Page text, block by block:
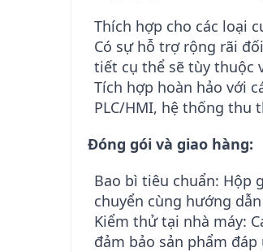
Thích hợp cho các loại
Có sự hỗ trợ rộng rãi
tiết cụ thể sẽ tùy thuộc
Tích hợp hoàn hảo với
PLC/HMI, hệ thống thu
Đóng gói và giao hàng:
Bao bì tiêu chuẩn: Hộp
chuyển cùng hướng
Kiểm thử tại nhà máy:
đảm bảo sản phẩm đáp